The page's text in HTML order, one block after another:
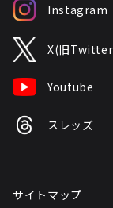
Instagram
X(旧
Youtube
スレッズ
サイトマップ